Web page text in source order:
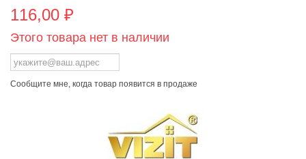
116,00 ₽
Этого товара нет в наличии
Сообщите мне, когда товар появится в продаже